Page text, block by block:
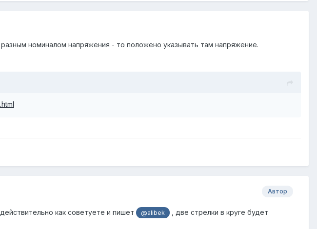
номиналом напряжения - то положено указывать там напряжение.
Автор
как советуете и пишет @alibek
, две стрелки в круге будет